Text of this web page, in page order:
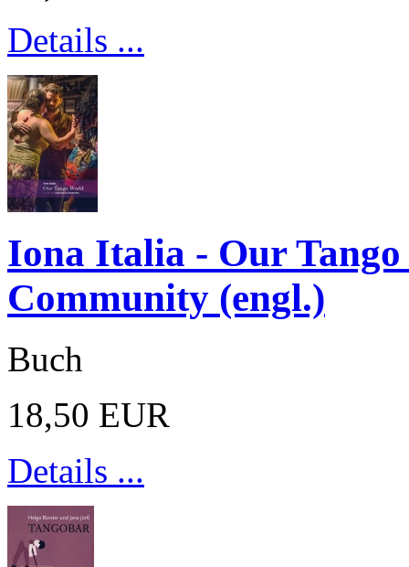
Details ...
Iona Italia - Our
Community (engl.)
Buch
18,50 EUR
Details ...